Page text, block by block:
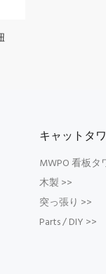
キャットタ
MWPO 看板タ
木製 >>
突っ張り >>
Parts / DIY >>